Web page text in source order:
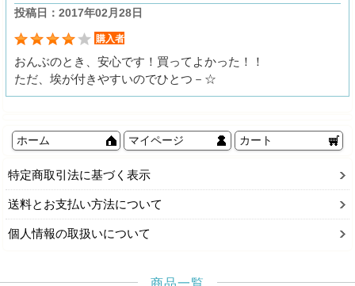
投稿日：2017年02月28日
購入者
おんぶのとき、安心です！買ってよかった！！
ただ、埃が付きやすいのでひとつ－☆
ホーム マイページ カート
特定商取引法に基づく表示
送料とお支払い方法について
個人情報の取扱いについて
商品一覧